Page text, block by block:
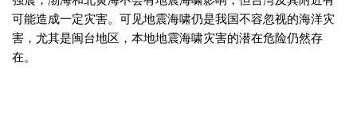
可能造成一定灾害。可见地震海啸仍是我国不容忽视的海洋灾
害，尤其是闽台地区，本地地震海啸灾害的潜在危险仍然存
在。